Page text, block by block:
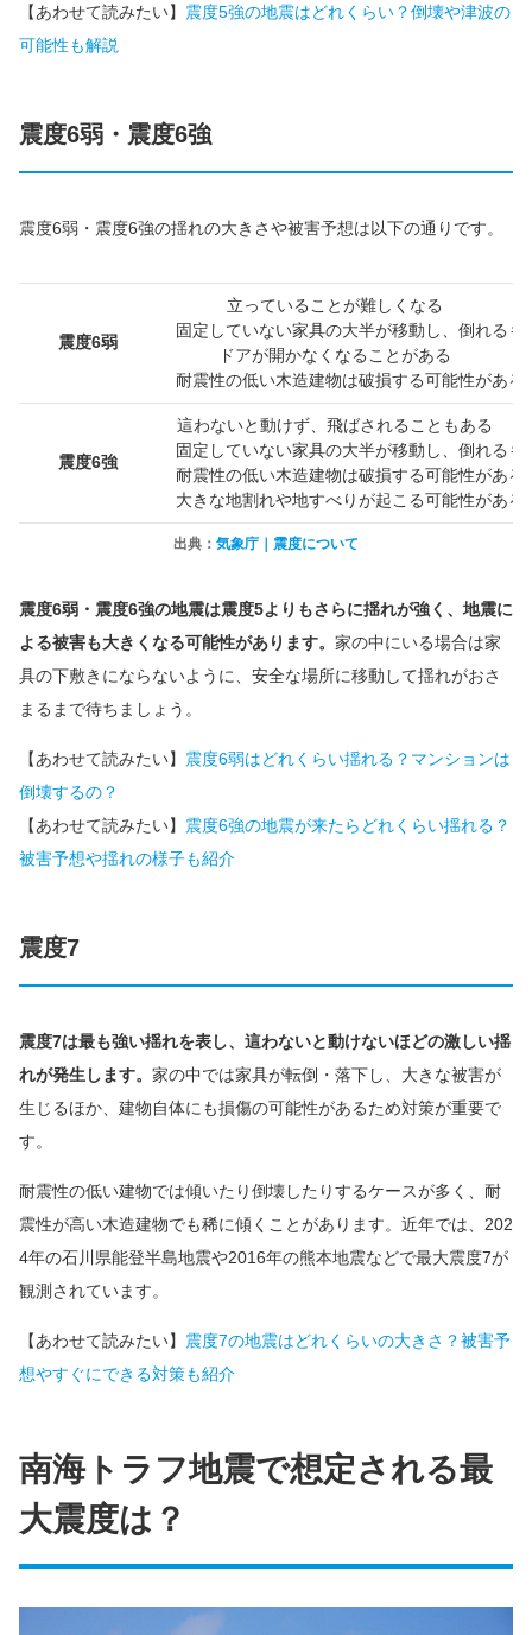
【あわせて読みたい】 震度5強の地震はどれくらい？倒壊や津波の
可能性も解説
震度6弱・震度6強
震度6弱・震度6強の揺れの大きさや被害予想は以下の通りです。
震度6弱
立っていることが難しくなる
固定していない家具の大半が移動し、倒れるも
ドアが開かなくなることがある
耐震性の低い木造建物は破損する可能性がある
震度6強
這わないと動けず、飛ばされることもある
固定していない家具の大半が移動し、倒れるも
耐震性の低い木造建物は破損する可能性がある
大きな地割れや地すべりが起こる可能性がある
出典： 気象庁｜震度について
震度6弱・震度6強の地震は震度5よりもさらに揺れが強く、地震に
よる被害も大きくなる可能性があります。 家の中にいる場合は家
具の下敷きにならないように、安全な場所に移動して揺れがおさ
まるまで待ちましょう。
【あわせて読みたい】 震度6弱はどれくらい揺れる？マンションは
倒壊するの？
【あわせて読みたい】 震度6強の地震が来たらどれくらい揺れる？
被害予想や揺れの様子も紹介
震度7
震度7は最も強い揺れを表し、這わないと動けないほどの激しい揺
れが発生します。 家の中では家具が転倒・落下し、大きな被害が
生じるほか、建物自体にも損傷の可能性があるため対策が重要で
す。
耐震性の低い建物では傾いたり倒壊したりするケースが多く、耐
震性が高い木造建物でも稀に傾くことがあります。近年では、202
4年の石川県能登半島地震や2016年の熊本地震などで最大震度7が
観測されています。
【あわせて読みたい】 震度7の地震はどれくらいの大きさ？被害予
想やすぐにできる対策も紹介
南海トラフ地震で想定される最
大震度は？